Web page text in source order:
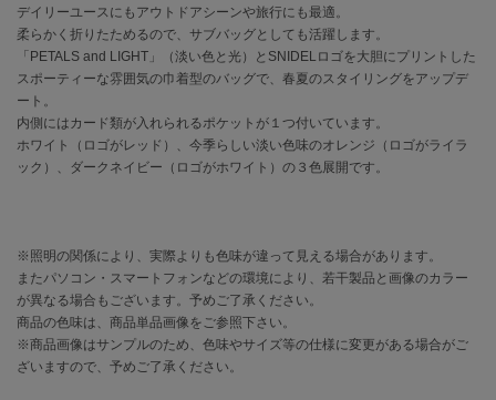
Clarks Premium
クラークス
CODE A
COLE HAAN
コール ハーン
DANSKIN
ダンスキン
デイリーユースにもアウトドアシーンや旅行にも最適。
柔らかく折りたためるので、サブバッグとしても活躍します。
「PETALS and LIGHT」（淡い色と光）とSNIDELロゴを大胆にプリントした
スポーティーな雰囲気の巾着型のバッグで、春夏のスタイリングをアップデ
ート。
内側にはカード類が入れられるポケットが１つ付いています。
ホワイト（ロゴがレッド）、今季らしい淡い色味のオレンジ（ロゴがライラ
ック）、ダークネイビー（ロゴがホワイト）の３色展開です。
※照明の関係により、実際よりも色味が違って見える場合があります。
またパソコン・スマートフォンなどの環境により、若干製品と画像のカラー
が異なる場合もございます。予めご了承ください。
商品の色味は、商品単品画像をご参照下さい。
※商品画像はサンプルのため、色味やサイズ等の仕様に変更がある場合がご
ざいますので、予めご了承ください。